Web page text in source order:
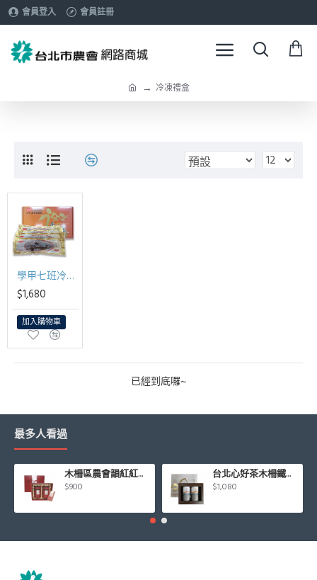
會員登入 會員註冊
冷凍禮盒
學甲七班冷凍真空蒲燒鰻禮盒250g*4包/盒
$1,680
加入購物車
已經到底囉~
最多人看過
木柵區農會韻紅紅茶禮盒
$900
台北心好茶木柵鐵觀音茶組75g*2罐入/盒
$1,080